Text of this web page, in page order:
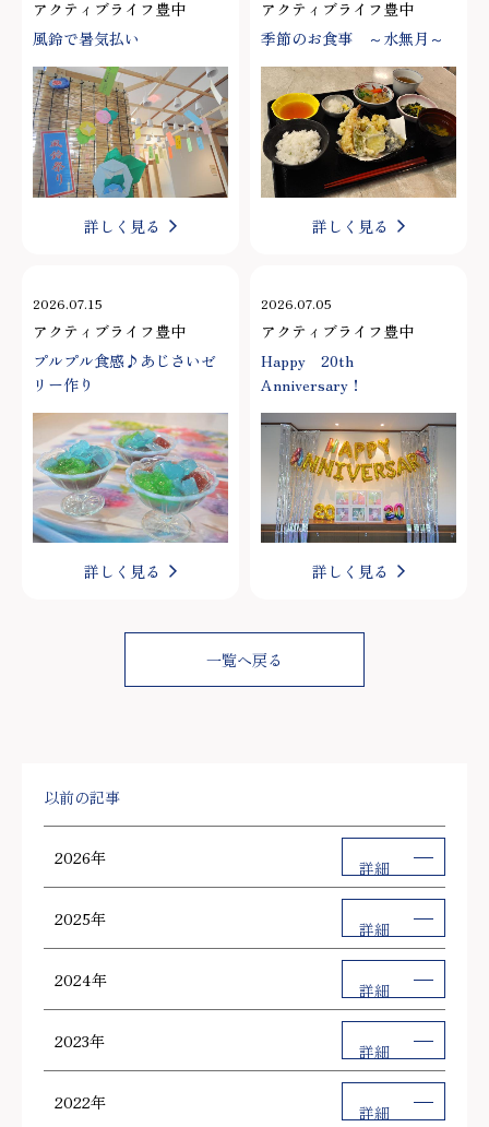
アクティブライフ豊中
風鈴で暑気払い
詳しく見る
アクティブライフ豊中
季節のお食事 ～水無月～
詳しく見る
2026.07.15
アクティブライフ豊中
プルプル食感♪あじさいゼ
リー作り
詳しく見る
2026.07.05
アクティブライフ豊中
Happy 20th
Anniversary！
詳しく見る
一覧へ戻る
以前の記事
2026年 詳細
2025年 詳細
2024年 詳細
2023年 詳細
2022年 詳細